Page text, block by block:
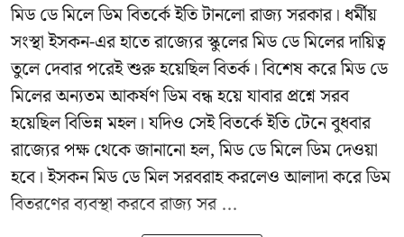
মিড ডে মিলে ডিম বিতর্কে ইতি টানলো রাজ্য সরকার। ধর্মীয়
সংস্থা ইসকন-এর হাতে রাজ্যের স্কুলের মিড ডে মিলের দায়িত্ব
তুলে দেবার পরেই শুরু হয়েছিল বিতর্ক। বিশেষ করে মিড ডে
মিলের অন্যতম আকর্ষণ ডিম বন্ধ হয়ে যাবার প্রশ্নে সরব
হয়েছিল বিভিন্ন মহল। যদিও সেই বিতর্কে ইতি টেনে বুধবার
রাজ্যের পক্ষ থেকে জানানো হল, মিড ডে মিলে ডিম দেওয়া
হবে। ইসকন মিড ডে মিল সরবরাহ করলেও আলাদা করে ডিম
বিতরণের ব্যবস্থা করবে রাজ্য সর ...